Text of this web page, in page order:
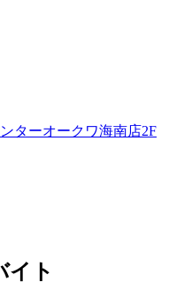
ターオークワ海南店2F
イト